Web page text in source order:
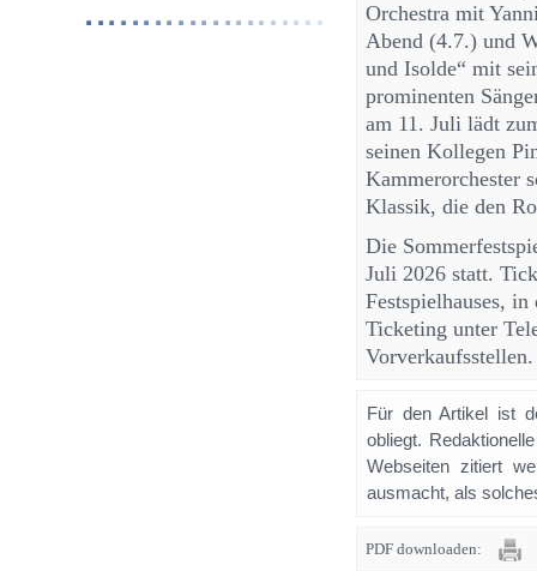
Orchestra mit
Abend (4.7.) und
und Isolde“ mit
prominenten
am 11. Juli lädt
seinen Kollegen
Kammerorchester
Klassik, die den
Die
Juli 2026 statt.
Festspielhauses,
Ticketing unter
Vorverkaufsstellen.
Für den Artikel ist
obliegt.
Webseiten zitiert
ausmacht, als
PDF downloaden: